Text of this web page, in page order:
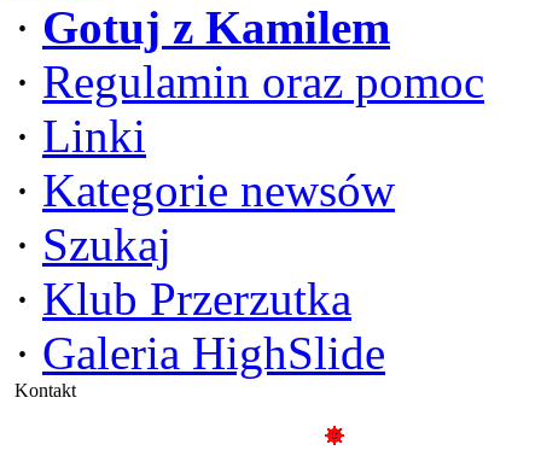
· Gotuj z Kamilem
· Regulamin oraz pomoc
· Linki
· Kategorie newsów
· Szukaj
· Klub Przerzutka
· Galeria HighSlide
Kontakt